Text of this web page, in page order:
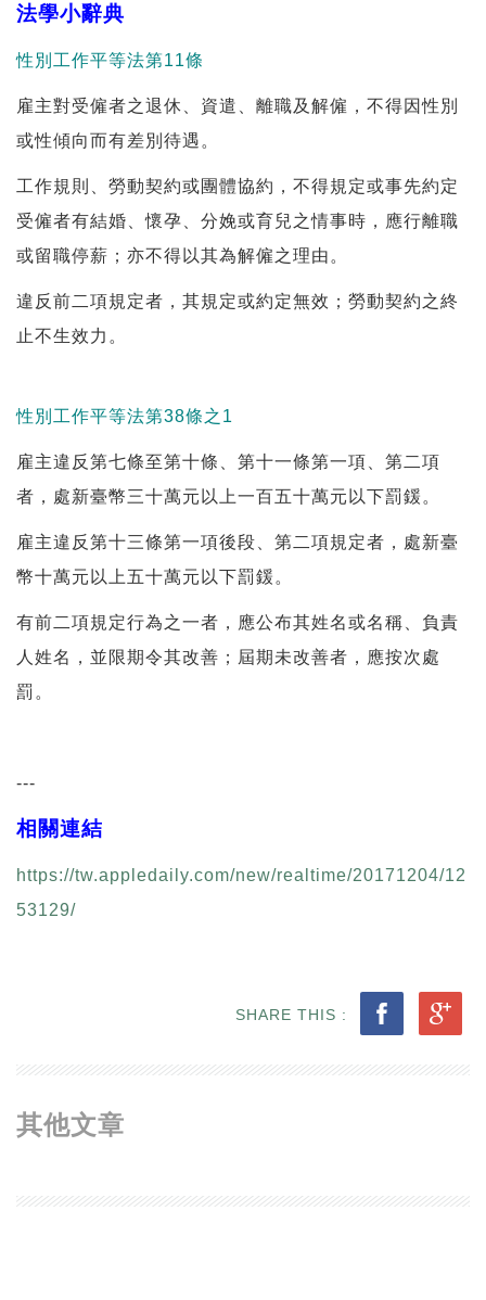
法學小辭典
性別工作平等法第11條
雇主對受僱者之退休、資遣、離職及解僱，不得因性別
或性傾向而有差別待遇。
工作規則、勞動契約或團體協約，不得規定或事先約定
受僱者有結婚、懷孕、分娩或育兒之情事時，應行離職
或留職停薪；亦不得以其為解僱之理由。
違反前二項規定者，其規定或約定無效；勞動契約之終
止不生效力。
性別工作平等法第38條之1
雇主違反第七條至第十條、第十一條第一項、第二項
者，處新臺幣三十萬元以上一百五十萬元以下罰鍰。
雇主違反第十三條第一項後段、第二項規定者，處新臺
幣十萬元以上五十萬元以下罰鍰。
有前二項規定行為之一者，應公布其姓名或名稱、負責
人姓名，並限期令其改善；屆期未改善者，應按次處
罰。
---
相關連結
https://tw.appledaily.com/new/realtime/20171204/12
53129/
SHARE THIS :
其他文章